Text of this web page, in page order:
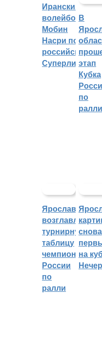
Иранский
волейболист
Мобин
Насри покинет
российскую
Суперлигу
В
этап
Кубка
по
ралли
Ярославцы
возглавляют
турнирную
таблицу
чемпионата
России
по
ралли
снова
на